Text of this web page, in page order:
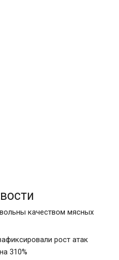
качеством мясных
рост атак
310%